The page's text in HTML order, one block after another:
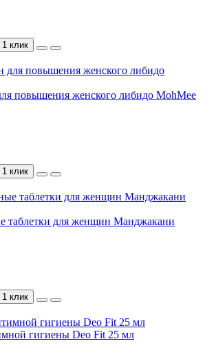
1 клик
повышения женского либидо MohMee
клик
таблетки для женщин Манджакани
1 клик
гигиены Deo Fit 25 мл